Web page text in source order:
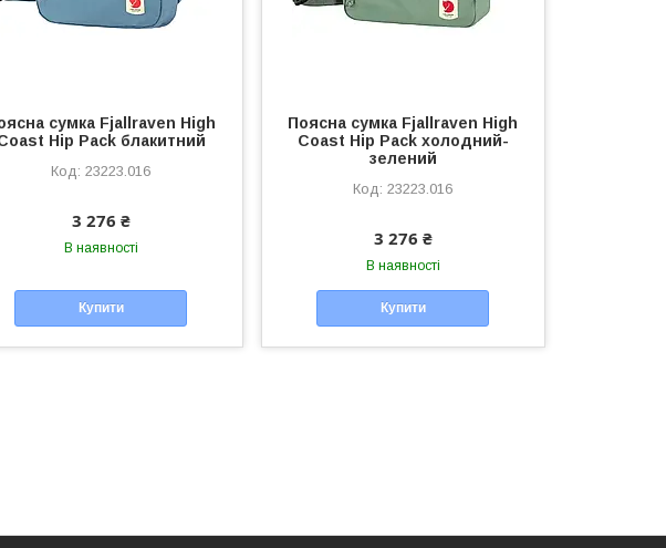
сумка Fjallraven High
Hip Pack блакитний
23223.016
3 276 ₴
В наявності
Купити
Поясна сумка Fjallraven High
Coast Hip Pack холодний-
зелений
23223.016
3 276 ₴
В наявності
Купити